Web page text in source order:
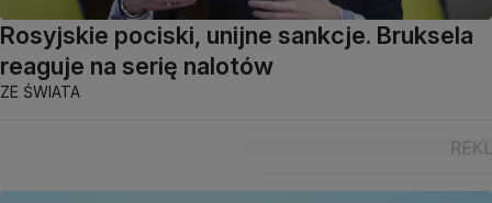
Rosyjskie pociski, unijne sankcje. Bruksela
reaguje na serię nalotów
ZE ŚWIATA